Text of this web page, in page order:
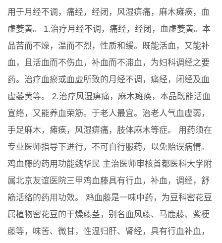
用于月经不调，痛经，经闭，风湿痹痛，麻木瘫痪，血
虚萎黄。 1.治疗月经不调，痛经，经闭，血虚萎黄。本
品苦而不燥，温而不烈，性质和缓。既能活血，又能补
血，且活血而不伤血，补血而不滞血，为妇科调经之要
药。治疗血瘀或血虚所致的月经不调，痛经，闭经及血
虚萎黄等。 2.治疗风湿痹痛，麻木瘫痪，本品既能活血
宣络，又能养血荣筋。于老人最宜。治老人气血虚弱，
手足麻木，瘫痪，风湿痹痛，肢体麻木等症。 用药须在
专业医师指导下进行，不可自行服药，以免贻误病情。
鸡血藤的药用功能魏华民 主治医师审核首都医科大学附
属北京友谊医院三甲鸡血藤具有行血，补血，调经，舒
筋活络的药用功效。 鸡血藤是一味中药，为豆科密花豆
属植物密花豆的干燥藤茎，别名血风藤、马鹿藤、紫梗
藤等，味苦、微甘，性温归肝、肾经，具有行血补血，